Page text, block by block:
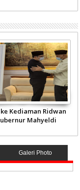
Kediaman Ridwan
Mahyeldi
Galeri Photo